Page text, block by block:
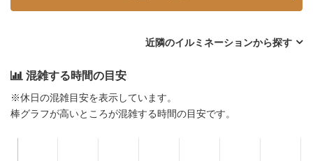
近隣のイルミネーションから探す
混雑する時間の目安
※休日の混雑目安を表示しています。
棒グラフが高いところが混雑する時間の目安です。